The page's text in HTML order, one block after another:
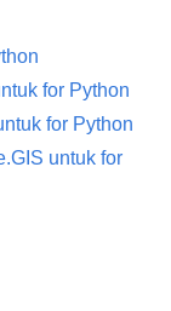
for Python
for Python
untuk for